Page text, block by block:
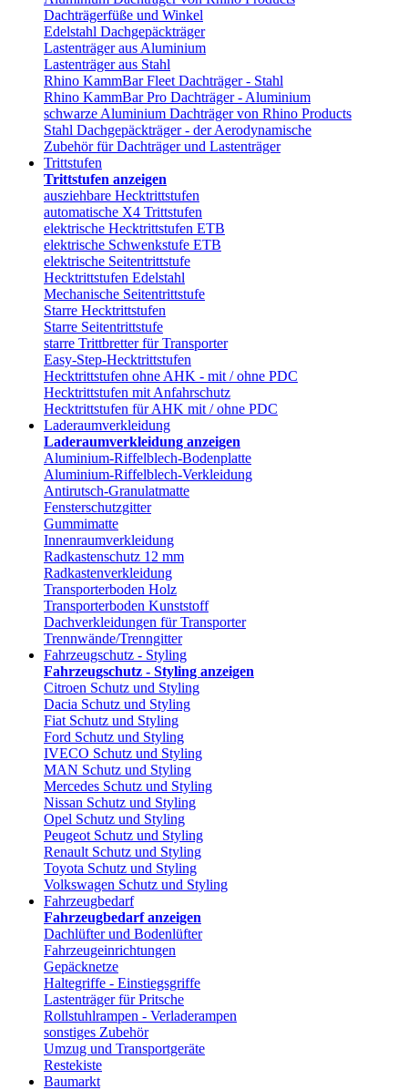
Dachträgerfüße und Winkel
Edelstahl Dachgepäckträger
Lastenträger aus Aluminium
Lastenträger aus Stahl
Rhino KammBar Fleet Dachträger - Stahl
Rhino KammBar Pro Dachträger - Aluminium
schwarze Aluminium Dachträger von Rhino Products
Stahl Dachgepäckträger - der Aerodynamische
Zubehör für Dachträger und Lastenträger
Trittstufen
Trittstufen anzeigen
ausziehbare Hecktrittstufen
automatische X4 Trittstufen
elektrische Hecktrittstufen ETB
elektrische Schwenkstufe ETB
elektrische Seitentrittstufe
Hecktrittstufen Edelstahl
Mechanische Seitentrittstufe
Starre Hecktrittstufen
Starre Seitentrittstufe
starre Trittbretter für Transporter
Easy-Step-Hecktrittstufen
Hecktrittstufen ohne AHK - mit / ohne PDC
Hecktrittstufen mit Anfahrschutz
Hecktrittstufen für AHK mit / ohne PDC
Laderaumverkleidung
Laderaumverkleidung anzeigen
Aluminium-Riffelblech-Bodenplatte
Aluminium-Riffelblech-Verkleidung
Antirutsch-Granulatmatte
Fensterschutzgitter
Gummimatte
Innenraumverkleidung
Radkastenschutz 12 mm
Radkastenverkleidung
Transporterboden Holz
Transporterboden Kunststoff
Dachverkleidungen für Transporter
Trennwände/Trenngitter
Fahrzeugschutz - Styling
Fahrzeugschutz - Styling anzeigen
Citroen Schutz und Styling
Dacia Schutz und Styling
Fiat Schutz und Styling
Ford Schutz und Styling
IVECO Schutz und Styling
MAN Schutz und Styling
Mercedes Schutz und Styling
Nissan Schutz und Styling
Opel Schutz und Styling
Peugeot Schutz und Styling
Renault Schutz und Styling
Toyota Schutz und Styling
Volkswagen Schutz und Styling
Fahrzeugbedarf
Fahrzeugbedarf anzeigen
Dachlüfter und Bodenlüfter
Fahrzeugeinrichtungen
Gepäcknetze
Haltegriffe - Einstiegsgriffe
Lastenträger für Pritsche
Rollstuhlrampen - Verladerampen
sonstiges Zubehör
Umzug und Transportgeräte
Restekiste
Baumarkt